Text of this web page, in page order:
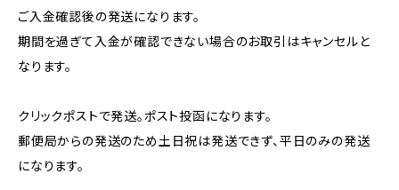
ご入金確認後の発送になります。
期間を過ぎて入金が確認できない場合のお取引はキャンセルと
なります。
クリックポストで発送。ポスト投函になります。
郵便局からの発送のため土日祝は発送できず、平日のみの発送
になります。